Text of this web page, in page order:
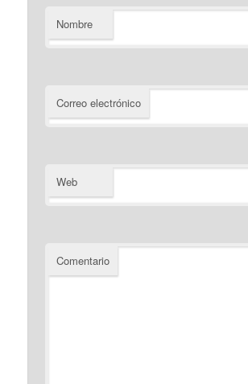
Nombre
Correo electrónico
Web
Comentario